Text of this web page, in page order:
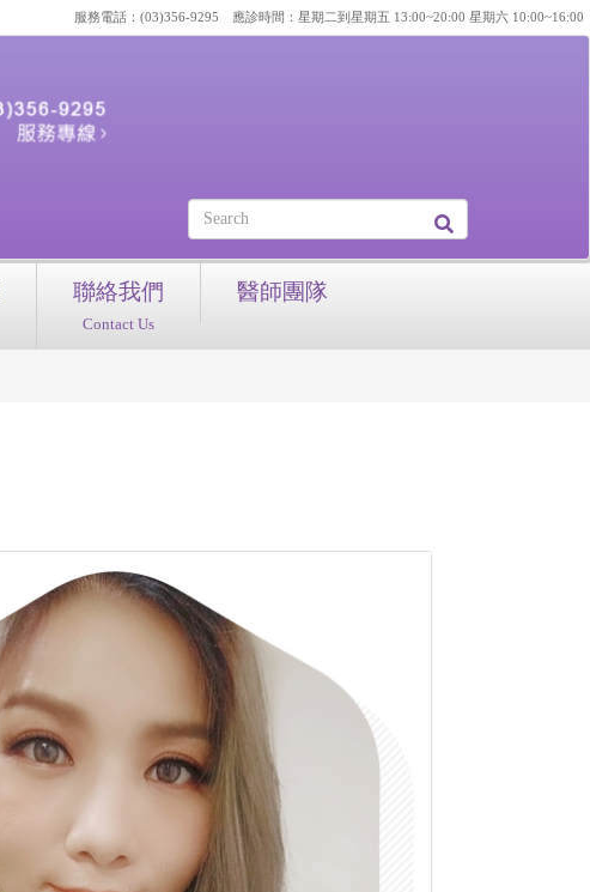
服務電話：(03)356-9295 應診時間：星期二到星期五 13:00~20:00 星期六 10:00~16:00
聯絡我們
Contact Us
醫師團隊